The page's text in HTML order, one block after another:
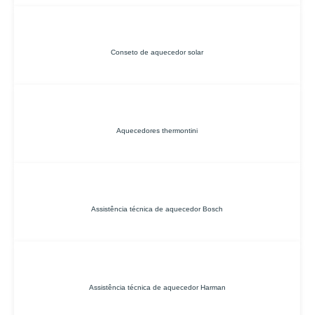
Conseto de aquecedor solar
Aquecedores thermontini
Assistência técnica de aquecedor Bosch
Assistência técnica de aquecedor Harman